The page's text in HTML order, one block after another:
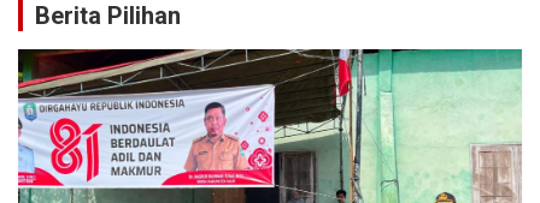
Berita Pilihan